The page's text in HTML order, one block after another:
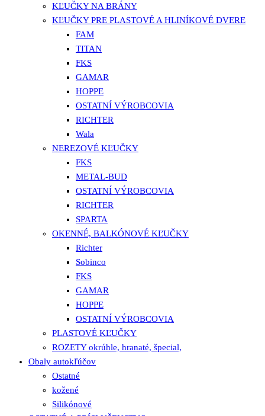
KĽUČKY NA BRÁNY
KĽUČKY PRE PLASTOVÉ A HLINÍKOVÉ DVERE
FAM
TITAN
FKS
GAMAR
HOPPE
OSTATNÍ VÝROBCOVIA
RICHTER
Wala
NEREZOVÉ KĽUČKY
FKS
METAL-BUD
OSTATNÍ VÝROBCOVIA
RICHTER
SPARTA
OKENNÉ, BALKÓNOVÉ KĽUČKY
Richter
Sobinco
FKS
GAMAR
HOPPE
OSTATNÍ VÝROBCOVIA
PLASTOVÉ KĽUČKY
ROZETY okrúhle, hranaté, špecial,
Obaly autokľúčov
Ostatné
kožené
Silikónové